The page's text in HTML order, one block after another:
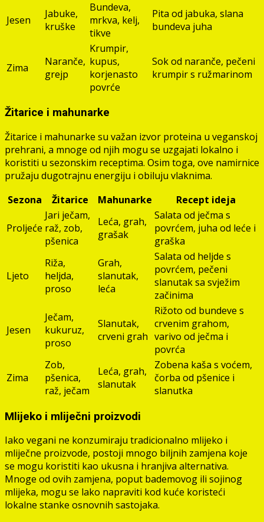
Jesen
Jabuke,
kruške
Bundeva,
mrkva, kelj,
tikve
Pita od jabuka, slana
bundeva juha
Zima
Naranče,
grejp
Krumpir,
kupus,
korjenasto
povrće
Sok od naranče, pečeni
krumpir s ružmarinom
Žitarice i mahunarke
Žitarice i mahunarke su važan izvor proteina u veganskoj
prehrani, a mnoge od njih mogu se uzgajati lokalno i
koristiti u sezonskim receptima. Osim toga, ove namirnice
pružaju dugotrajnu energiju i obiluju vlaknima.
Sezona
Žitarice Mahunarke Recept ideja
Proljeće
Jari ječam,
raž, zob,
pšenica
Leća, grah,
grašak
Salata od ječma s
povrćem, juha od leće i
graška
Ljeto
Riža,
heljda,
proso
Grah,
slanutak,
leća
Salata od heljde s
povrćem, pečeni
slanutak sa svježim
začinima
Jesen
Ječam,
kukuruz,
proso
Slanutak,
crveni grah
Rižoto od bundeve s
crvenim grahom,
varivo od ječma i
povrća
Zima
Zob,
pšenica,
raž, ječam
Leća, grah,
slanutak
Zobena kaša s voćem,
čorba od pšenice i
slanutka
Mlijeko i mliječni proizvodi
Iako vegani ne konzumiraju tradicionalno mlijeko i
mliječne proizvode, postoji mnogo biljnih zamjena koje
se mogu koristiti kao ukusna i hranjiva alternativa.
Mnoge od ovih zamjena, poput bademovog ili sojinog
mlijeka, mogu se lako napraviti kod kuće koristeći
lokalne stanke osnovnih sastojaka.